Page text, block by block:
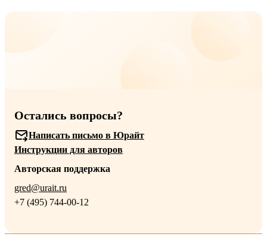
Остались вопросы?
Написать письмо в Юрайт
Инструкции для авторов
Авторская поддержка
gred@urait.ru
+7 (495) 744-00-12